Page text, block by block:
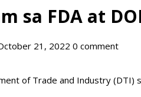
sa FDA at
21, 2022 0 comment
of Trade and Industry (DTI)